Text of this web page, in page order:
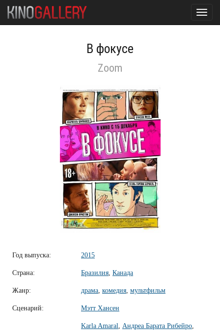
В фокусе
Zoom
Год выпуска: 2015
Страна: Бразилия, Канада
Жанр: драма, комедия, мультфильм
Сценарий: Мэтт Хансен
Karla Amaral, Андреа Барата Рибейро,